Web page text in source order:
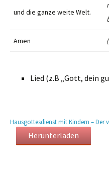
und die ganze weite Welt.
Amen
Lied (z.B „Gott, dein
Hausgottesdienst mit Kindern – Der
Herunterladen